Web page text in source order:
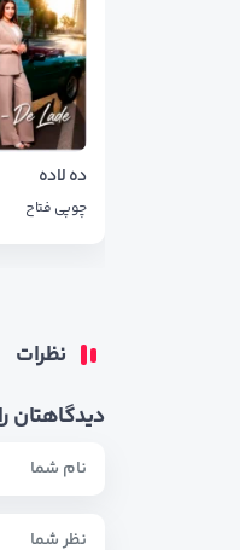
ده لاده
چوپی فتاح
نظرات
دیدگاهتان